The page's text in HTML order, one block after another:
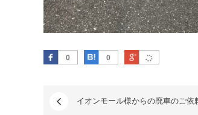
0
Facebook 0
はてなブックマーク
Google Plus
イオンモール様からの廃車のご依